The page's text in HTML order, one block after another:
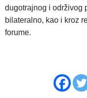
dugotrajnog i održivog
bilateralno, kao i kroz
forume.